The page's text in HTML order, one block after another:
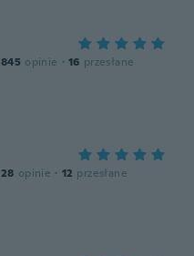
845 opinie · 16 przesłane
28 opinie · 12 przesłane